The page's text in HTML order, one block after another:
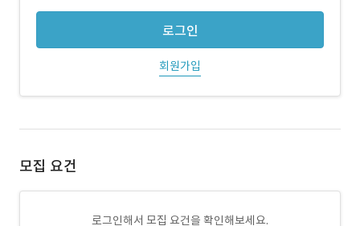
로그인
회원가입
모집 요건
로그인해서 모집 요건을 확인해보세요.